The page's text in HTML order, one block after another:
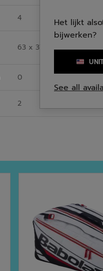
4
63 x 37 x 30 cm
0
2
Het lijkt
bijwerken?
See all